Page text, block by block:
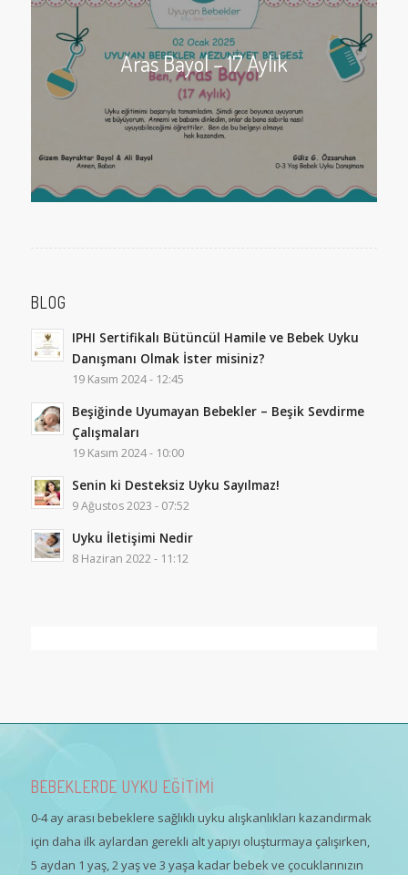
Aras Bayol – 17 Aylık
BLOG
IPHI Sertifikalı Bütüncül Hamile ve Bebek Uyku
Danışmanı Olmak İster misiniz?
19 Kasım 2024 - 12:45
Beşiğinde Uyumayan Bebekler – Beşik Sevdirme
Çalışmaları
19 Kasım 2024 - 10:00
Senin ki Desteksiz Uyku Sayılmaz!
9 Ağustos 2023 - 07:52
Uyku İletişimi Nedir
8 Haziran 2022 - 11:12
BEBEKLERDE UYKU EĞİTİMİ
0-4 ay arası bebeklere sağlıklı uyku alışkanlıkları kazandırmak
için daha ilk aylardan gerekli alt yapıyı oluşturmaya çalışırken,
5 aydan 1 yaş, 2 yaş ve 3 yaşa kadar bebek ve çocuklarınızın